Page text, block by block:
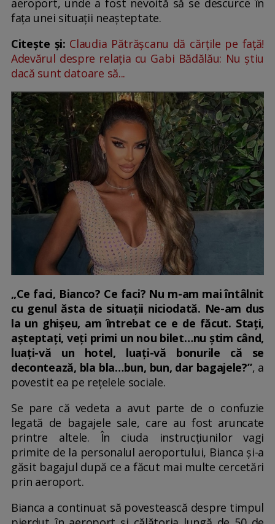
aeroport, unde a fost nevoită să se descurce în
fața unei situații neașteptate.
Citește și: Claudia Pătrășcanu dă cărțile pe față!
Adevărul despre relația cu Gabi Bădălău: Nu știu
dacă sunt datoare să...
„Ce faci, Bianco? Ce faci? Nu m-am mai întâlnit
cu genul ăsta de situații niciodată. Ne-am dus
la un ghișeu, am întrebat ce e de făcut. Stați,
așteptați, veți primi un nou bilet…nu știm când,
luați-vă un hotel, luați-vă bonurile că se
decontează, bla bla…bun, bun, dar bagajele?”, a
povestit ea pe rețelele sociale.
Se pare că vedeta a avut parte de o confuzie
legată de bagajele sale, care au fost aruncate
printre altele. În ciuda instrucțiunilor vagi
primite de la personalul aeroportului, Bianca și-a
găsit bagajul după ce a făcut mai multe cercetări
prin aeroport.
Bianca a continuat să povestească despre timpul